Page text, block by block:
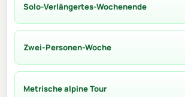
Solo-Verlängertes-Wochenende
Zwei-Personen-Woche
Metrische alpine Tour